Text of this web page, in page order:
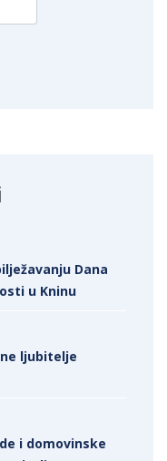
Dana
u Kninu
ljubitelje
i domovinske